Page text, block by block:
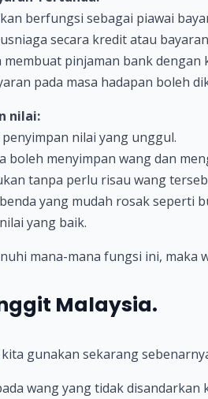
berfungsi sebagai piawai
secara kredit atau
pinjaman bank dengan
pada masa hadapan boleh
nilai:
nilai yang unggul.
menyimpan wang dan
tanpa perlu risau wang
yang mudah rosak seperti
yang baik.
mana-mana fungsi ini,
Malaysia.
gunakan sekarang
wang yang tidak